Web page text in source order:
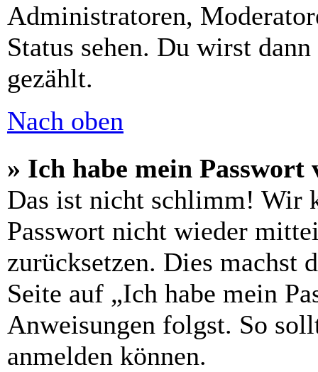
Administratoren,
Status sehen. Du wirst
gezählt.
Nach oben
» Ich habe mein Passwort
Das ist nicht schlimm! Wir
Passwort nicht wieder
zurücksetzen. Dies machst
Seite auf „Ich habe mein
Anweisungen folgst. So
anmelden können.